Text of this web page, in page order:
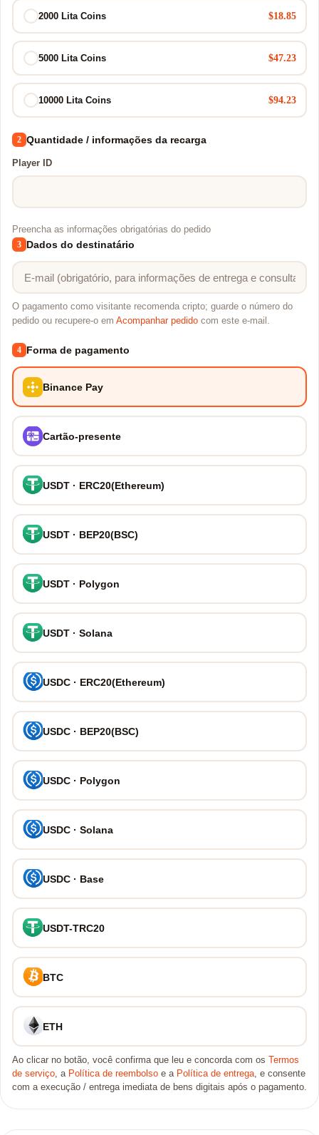
2000 Lita Coins $18.85
5000 Lita Coins $47.23
10000 Lita Coins $94.23
2 Quantidade / informações da recarga
Player ID
Preencha as informações obrigatórias do pedido
3 Dados do destinatário
O pagamento como visitante recomenda cripto; guarde o número do
pedido ou recupere-o em Acompanhar pedido com este e-mail.
4 Forma de pagamento
Binance Pay
Cartão-presente
USDT · ERC20(Ethereum)
USDT · BEP20(BSC)
USDT · Polygon
USDT · Solana
USDC · ERC20(Ethereum)
USDC · BEP20(BSC)
USDC · Polygon
USDC · Solana
USDC · Base
USDT-TRC20
BTC
ETH
Ao clicar no botão, você confirma que leu e concorda com os
Termos
de serviço, a Política de reembolso e a Política de entrega, e consente
com a execução / entrega imediata de bens digitais após o pagamento.